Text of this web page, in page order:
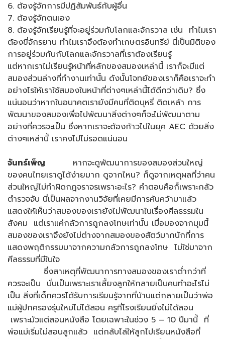
6. ต้องรู้จักการมีปฏิสัมพันธ์กับผู้อื่น
7. ต้องรู้จักตนเอง
8. ต้องรู้จักเรียนรู้ที่จะอยู่ร่วมกับโลกและจักรวาล เช่น ทำไมเรา
ต้องขี่จักรยาน ทำไมเราจึงต้องทำเกษตรอินทรีย์ นี่เป็นมิติของ
การอยู่ร่วมกันกับโลกและจักรวาลที่เราต้องเรียนรู้
แต่หากเราไม่เรียนรู้หน้าที่หลักของสมองเหล่านี้ เราก็จะมีแต่
สมองส่วนล่างที่ทำงานเท่านั้น ดังนั้นโจทย์ของเราก็คือเราจะทำ
อย่างไรให้เราใช้สมองในหน้าที่ต่างๆเหล่านี้ได้ดีกว่าเดิม? ซึ่ง
แน่นอนว่าหากในอนาคตเรายังมีคนที่ติดบุหรี่ ติดเหล้า การ
พัฒนาของสมองเพื่อไปพัฒนาสิ่งต่างๆก็จะไม่พัฒนาตาม
อย่างที่ควรจะเป็น ซึ่งหากเราจะต้องก้าวไปในยุค AEC ด้วยสิ่ง
ต่างๆเหล่านี้ เราคงไปไม่รอดแน่นอน
จันทร์เพ็ญ
หากจะดูพัฒนาการของสมองส่วนใหญ่
ของคนไทยเราดูได้ง่ายมาก ดูจากไหน? ก็ดูจากเหตุผลที่ว่าคน
ส่วนใหญ่ไม่ทำผิดกฎจราจรเพราะอะไร? คำตอบคือก็เพราะกลัว
ตำรวจจับ นี่เป็นผลจากงานวิจัยที่เคยมีการค้นคว้ามาแล้ว
แสดงให้เห็นว่าสมองของเรายังไม่พัฒนาในเรื่องศีลธรรมใน
สังคม แต่เราแค่กลัวการถูกลงโทษเท่านั้น เมื่อมองจากมุมนี้
สมองของเราจึงยังไม่ต่างจากสมองของสัตว์มากนักที่การ
แสดงพฤติกรรมมาจากความกลัวการถูกลงโทษ ไม่ใช่มาจาก
ศีลธรรมที่มีในใจ
ซึ่งสาเหตุที่พัฒนาการทางสมองของเราต่ำกว่าที่
ควรจะเป็น นั่นเป็นเพราะเราเลี้ยงลูกให้กลายเป็นคนทำอะไรไม่
เป็น สิ่งที่เด็กควรได้รับการเรียนรู้จากที่บ้านแต่กลายเป็นว่าพ่อ
แม่ผู้ปกครองรุ่นใหม่ไม่ได้สอน ครูที่โรงเรียนยิ่งไม่ได้สอน
เพราะมัวแต่สอนหนังสือ โดยเฉพาะในช่วง 5 – 10 ปีมานี้ ที่
พ่อแม่เริ่มไม่สอนลูกแล้ว แต่กลับไล่ให้ลูกไปเรียนหนังสือที่